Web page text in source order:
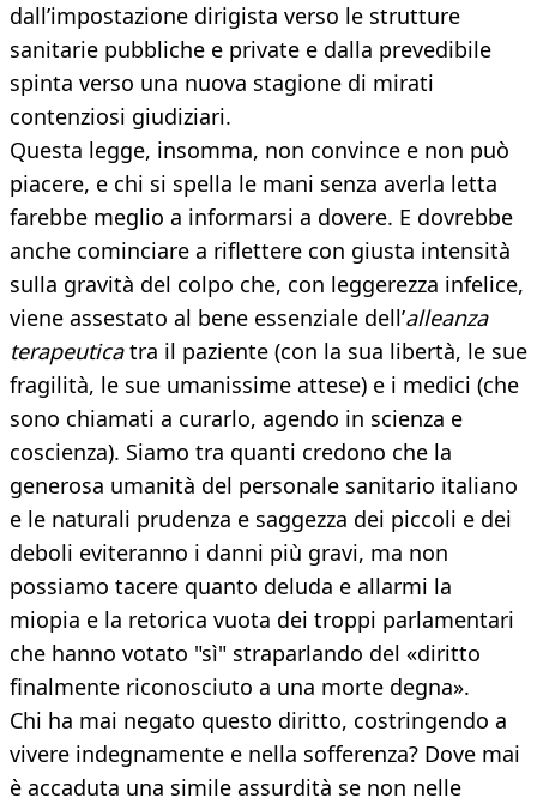
dall’impostazione dirigista verso le strutture
sanitarie pubbliche e private e dalla prevedibile
spinta verso una nuova stagione di mirati
contenziosi giudiziari.
Questa legge, insomma, non convince e non può
piacere, e chi si spella le mani senza averla letta
farebbe meglio a informarsi a dovere. E dovrebbe
anche cominciare a riflettere con giusta intensità
sulla gravità del colpo che, con leggerezza infelice,
viene assestato al bene essenziale dell’alleanza
terapeuticatra il paziente (con la sua libertà, le sue
fragilità, le sue umanissime attese) e i medici (che
sono chiamati a curarlo, agendo in scienza e
coscienza). Siamo tra quanti credono che la
generosa umanità del personale sanitario italiano
e le naturali prudenza e saggezza dei piccoli e dei
deboli eviteranno i danni più gravi, ma non
possiamo tacere quanto deluda e allarmi la
miopia e la retorica vuota dei troppi parlamentari
che hanno votato "sì" straparlando del «diritto
finalmente riconosciuto a una morte degna».
Chi ha mai negato questo diritto, costringendo a
vivere indegnamente e nella sofferenza? Dove mai
è accaduta una simile assurdità se non nelle